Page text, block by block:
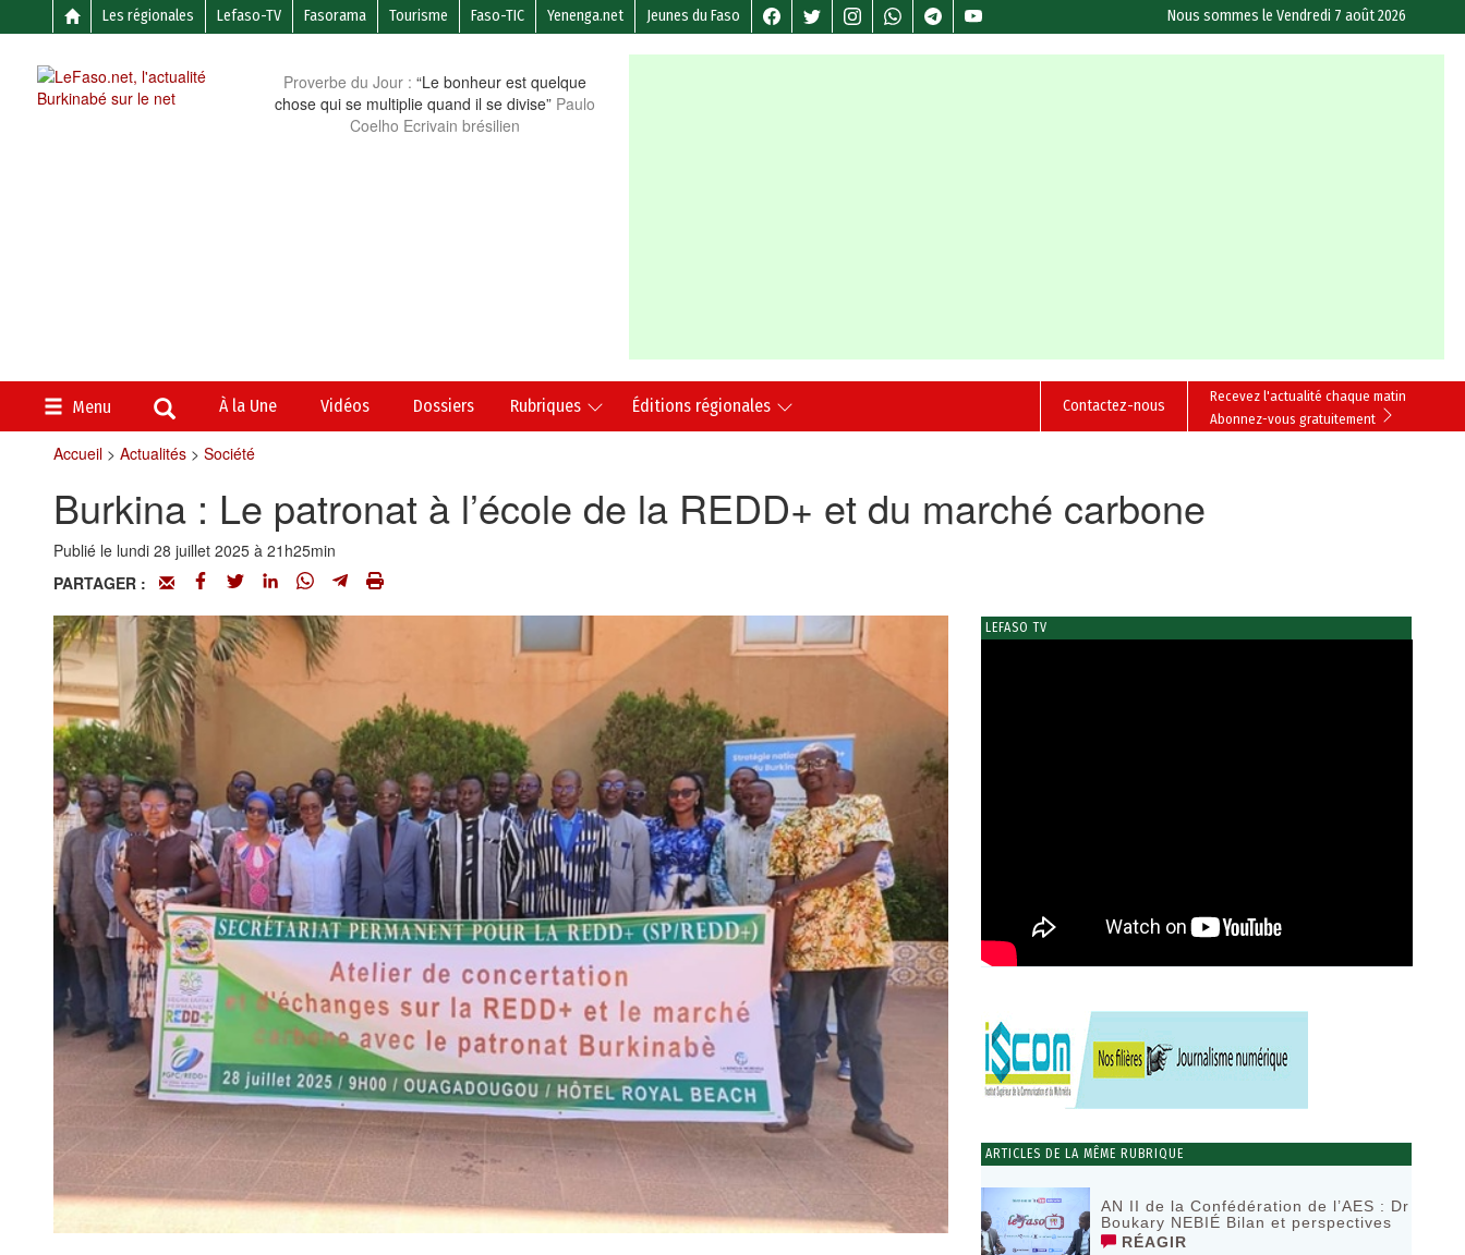
Les régionales Lefaso-TV Fasorama Tourisme Faso-TIC Yenenga.net Jeunes du Faso Nous sommes leVendredi 7 août 2026
Proverbe du Jour : “Le bonheur est quelque
chose qui se multiplie quand il se divise” Paulo
Coelho Ecrivain brésilien
Menu À la Une Vidéos Dossiers Rubriques Éditions régionales
Recevez l'actualité chaque matin
Abonnez-vous gratuitement
Contactez-nous
Accueil> Actualités> Société
Burkina : Le patronat à l’école de la REDD+ et du marché carbone
Publié le lundi 28 juillet 2025 à 21h25min
PARTAGER :
LEFASO TV
ARTICLES DE LA MÊME RUBRIQUE
AN II de la Confédération de l’AES : Dr
Boukary NEBIÉ Bilan et perspectives
RÉAGIR